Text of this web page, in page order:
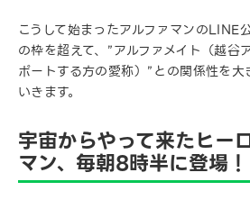
こうして始まったアルファマンのLINE
の枠を超えて、”アルファメイト（越谷
ポートする方の愛称）”との関係性を
いきます。
宇宙からやって来たヒー
マン、毎朝8時半に登場！